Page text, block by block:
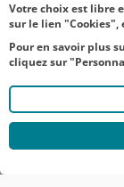
Votre choix est libre
sur le lien "Cookies",
Pour en savoir plus
cliquez sur